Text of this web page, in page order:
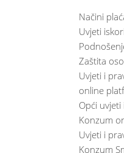
Načini
Uvjeti
Zaštita
Uvjeti i
online
Opći
Konzum
Uvjeti i
Konzum